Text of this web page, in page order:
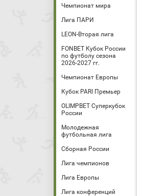
Чемпионат мира
Лига ПАРИ
LEON-Вторая лига
FONBET Кубок России
по футболу сезона
2026-2027 гг.
Чемпионат Европы
Кубок PARI Премьер
OLIMPBET Суперкубок
России
Молодежная
футбольная лига
Сборная России
Лига чемпионов
Лига Европы
Лига конференций